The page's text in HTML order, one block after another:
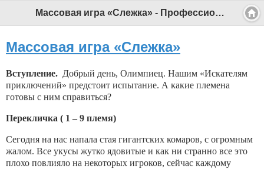
Массовая игра «Слежка» - Профессиональный педагог
Массовая игра «Слежка»
Вступление. Добрый день, Олимпиец. Нашим «Искателям
приключений» предстоит испытание. А какие племена
готовы с ним справиться?
Перекличка ( 1 – 9 племя)
Сегодня на нас напала стая гигантских комаров, с огромным
жалом. Все укусы жутко ядовитые и как ни странно все это
плохо повлияло на некоторых игроков, сейчас каждому